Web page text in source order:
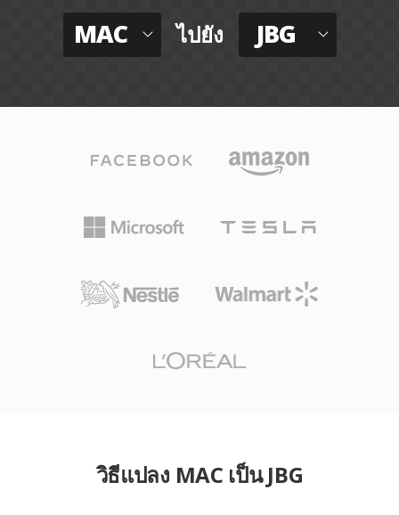
MAC ไปยัง JBG
วิธีแปลง MAC เป็น JBG